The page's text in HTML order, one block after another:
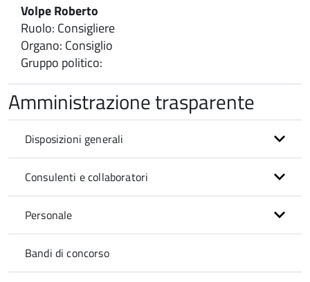
Volpe Roberto
Ruolo: Consigliere
Organo: Consiglio
Gruppo politico:
Amministrazione trasparente
Disposizioni generali
Consulenti e collaboratori
Personale
Bandi di concorso